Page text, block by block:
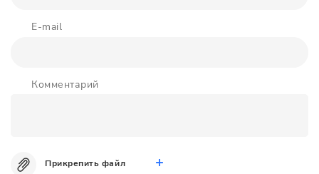
E-mail
Комментарий
Прикрепить файл